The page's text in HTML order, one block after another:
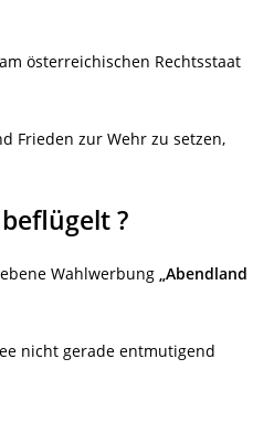
österreichischen Rechtsstaat
Frieden zur Wehr zu setzen,
?
Wahlwerbung „Abendland
nicht gerade entmutigend